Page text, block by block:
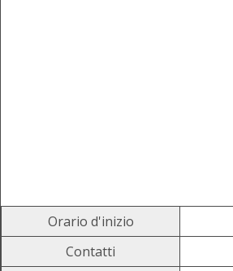
Orario d'inizio
Contatti